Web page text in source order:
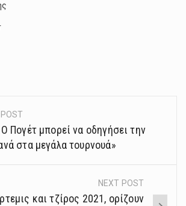
Πογέτ μπορεί να οδηγήσει την
στα μεγάλα τουρνουά»
NEXT POST
και τζίρος 2021, ορίζουν